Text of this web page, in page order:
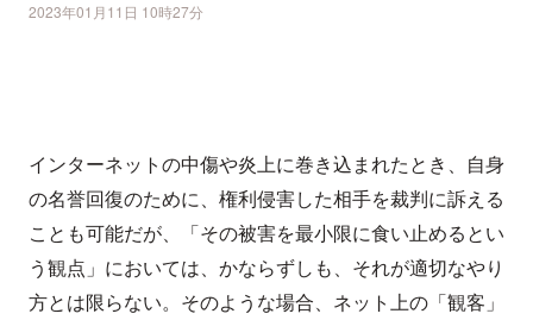
2023年01月11日 10時27分
インターネットの中傷や炎上に巻き込まれたとき、自身
の名誉回復のために、権利侵害した相手を裁判に訴える
ことも可能だが、「その被害を最小限に食い止めるとい
う観点」においては、かならずしも、それが適切なやり
方とは限らない。そのような場合、ネット上の「観客」